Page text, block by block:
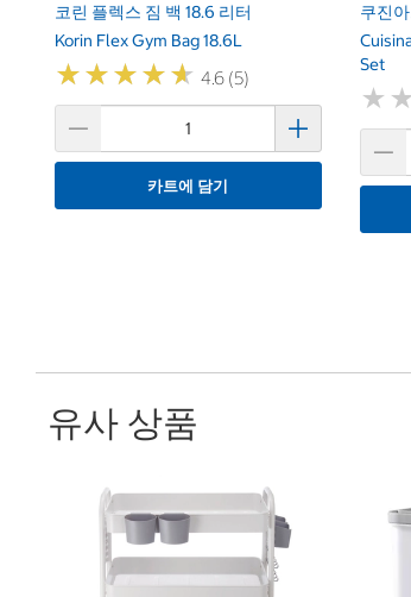
코린 플렉스 짐 백 18.6 리터
Korin Flex Gym Bag 18.6L
★★★★★
★★★★★ 4.6 (5)
카트에 담기
쿠진
Set
★ ★
★ ★
유사 상품